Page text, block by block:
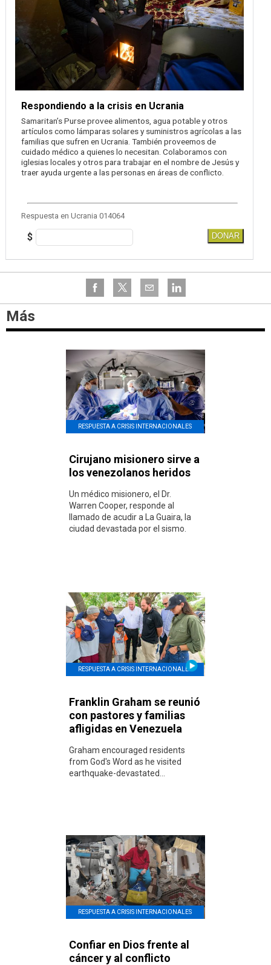
Respondiendo a la crisis en Ucrania
Samaritan’s Purse provee alimentos, agua potable y otros
artículos como lámparas solares y suministros agrícolas a las
familias que sufren en Ucrania. También proveemos de
cuidado médico a quienes lo necesitan. Colaboramos con
iglesias locales y otros para trabajar en el nombre de Jesús y
traer ayuda urgente a las personas en áreas de conflicto.
Respuesta en Ucrania 014064
$ DONAR
Más
RESPUESTA A CRISIS INTERNACIONALES
Cirujano misionero sirve a
los venezolanos heridos
Un médico misionero, el Dr.
Warren Cooper, responde al
llamado de acudir a La Guaira, la
ciudad devastada por el sismo.
RESPUESTA A CRISIS INTERNACIONALES
Franklin Graham se reunió
con pastores y familias
afligidas en Venezuela
Graham encouraged residents
from God's Word as he visited
earthquake-devastated...
RESPUESTA A CRISIS INTERNACIONALES
Confiar en Dios frente al
cáncer y al conflicto